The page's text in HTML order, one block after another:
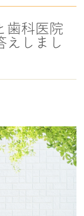
歯科医院
えしまし